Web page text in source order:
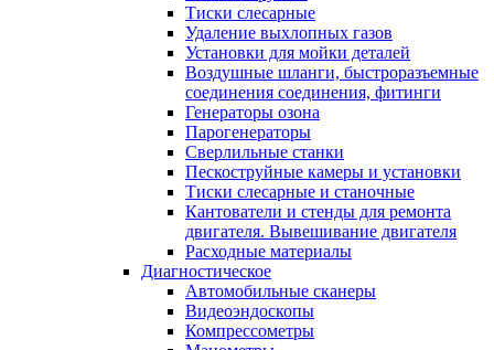
Тиски слесарные
Удаление выхлопных газов
Установки для мойки деталей
Воздушные шланги, быстроразъемные
соединения соединения, фитинги
Генераторы озона
Парогенераторы
Сверлильные станки
Пескоструйные камеры и установки
Тиски слесарные и станочные
Кантователи и стенды для ремонта
двигателя. Вывешивание двигателя
Расходные материалы
Диагностическое
Автомобильные сканеры
Видеоэндоскопы
Компрессометры